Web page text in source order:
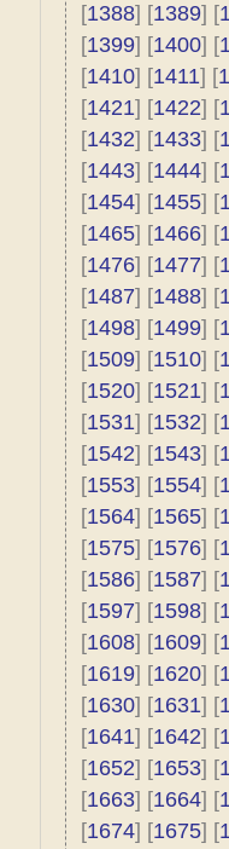
[1388] [1389] [
[1399] [1400] [
[1410] [1411] [
[1421] [1422] [
[1432] [1433] [
[1443] [1444] [
[1454] [1455] [
[1465] [1466] [
[1476] [1477] [
[1487] [1488] [
[1498] [1499] [
[1509] [1510] [
[1520] [1521] [
[1531] [1532] [
[1542] [1543] [
[1553] [1554] [
[1564] [1565] [
[1575] [1576] [
[1586] [1587] [
[1597] [1598] [
[1608] [1609] [
[1619] [1620] [
[1630] [1631] [
[1641] [1642] [
[1652] [1653] [
[1663] [1664] [
[1674] [1675] [